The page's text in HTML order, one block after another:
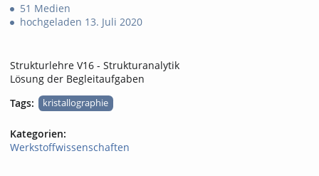
51 Medien
hochgeladen 13. Juli 2020
Strukturlehre V16 - Strukturanalytik
Lösung der Begleitaufgaben
Tags:
kristallographie
Kategorien:
Werkstoffwissenschaften